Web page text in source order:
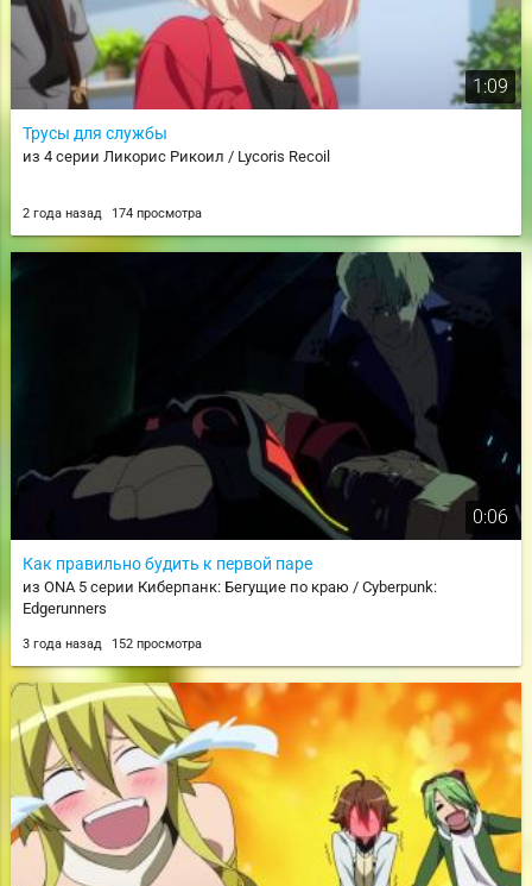
1:09
Трусы для службы
из 4 серии Ликорис Рикоил / Lycoris Recoil
2 года назад 174 просмотра
0:06
Как правильно будить к первой паре
из ONA 5 серии Киберпанк: Бегущие по краю / Cyberpunk:
Edgerunners
3 года назад 152 просмотра